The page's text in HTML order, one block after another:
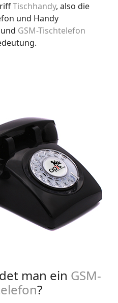
Tischhandy, also die
und Handy
GSM-Tischtelefon
man ein GSM-
?